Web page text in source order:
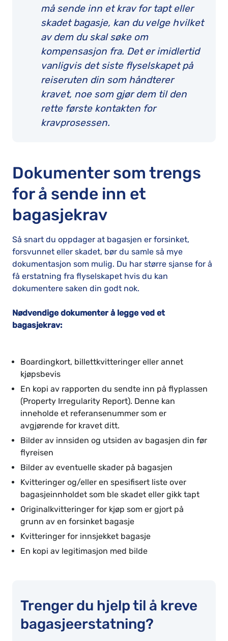
må sende inn et krav for tapt eller
skadet bagasje, kan du velge hvilket
av dem du skal søke om
kompensasjon fra. Det er imidlertid
vanligvis det siste flyselskapet på
reiseruten din som håndterer
kravet, noe som gjør dem til den
rette første kontakten for
kravprosessen.
Dokumenter som trengs
for å sende inn et
bagasjekrav
Så snart du oppdager at bagasjen er forsinket,
forsvunnet eller skadet, bør du samle så mye
dokumentasjon som mulig. Du har større sjanse for å
få erstatning fra flyselskapet hvis du kan
dokumentere saken din godt nok.
Nødvendige dokumenter å legge ved et
bagasjekrav:
Boardingkort, billettkvitteringer eller annet
kjøpsbevis
En kopi av rapporten du sendte inn på flyplassen
(Property Irregularity Report). Denne kan
inneholde et referansenummer som er
avgjørende for kravet ditt.
Bilder av innsiden og utsiden av bagasjen din før
flyreisen
Bilder av eventuelle skader på bagasjen
Kvitteringer og/eller en spesifisert liste over
bagasjeinnholdet som ble skadet eller gikk tapt
Originalkvitteringer for kjøp som er gjort på
grunn av en forsinket bagasje
Kvitteringer for innsjekket bagasje
En kopi av legitimasjon med bilde
Trenger du hjelp til å kreve
bagasjeerstatning?